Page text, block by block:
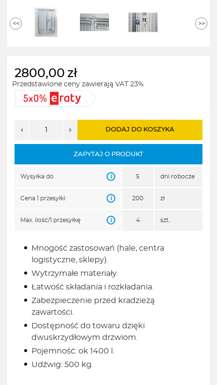
<< >>
2800,00 zł
Przedstawione ceny zawierają VAT 23%
DODAJ DO KOSZYKA
ZAPYTAJ O PRODUKT
Wysyłka do i 5 dni robocze
Cena 1 przesyłki i 200 zł
Max. ilość/1 przesyłkę i 4 szt.
Mnogość zastosowań (hale, centra
logistyczne, sklepy).
Wytrzymałe materiały.
Łatwość składania i rozkładania.
Zabezpieczenie przed kradzieżą
zawartości.
Dostępność do towaru dzięki
dwuskrzydłowym drzwiom.
Pojemność: ok 1400 l.
Udźwig: 500 kg.